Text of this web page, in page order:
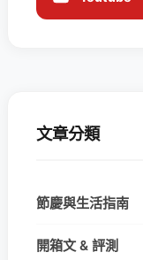
文章分類
節慶與生活指南
開箱文 & 評測